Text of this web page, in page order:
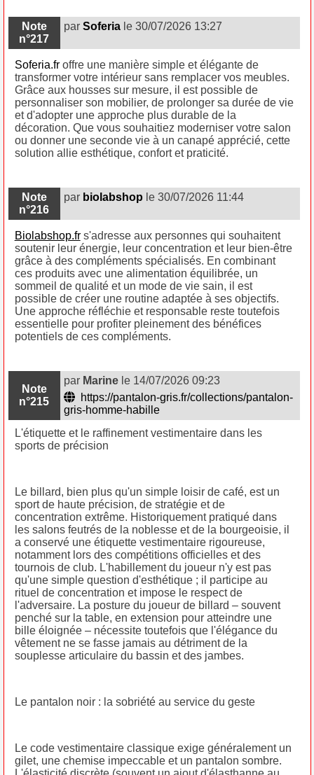
Note
n°217
par Soferia le 30/07/2026 13:27
Soferia.froffre une manière simple et élégante de
transformer votre intérieur sans remplacer vos meubles.
Grâce aux housses sur mesure, il est possible de
personnaliser son mobilier, de prolonger sa durée de vie
et d'adopter une approche plus durable de la
décoration. Que vous souhaitiez moderniser votre salon
ou donner une seconde vie à un canapé apprécié, cette
solution allie esthétique, confort et praticité.
Note
n°216
par biolabshop le 30/07/2026 11:44
Biolabshop.frs'adresse aux personnes qui souhaitent
soutenir leur énergie, leur concentration et leur bien-être
grâce à des compléments spécialisés. En combinant
ces produits avec une alimentation équilibrée, un
sommeil de qualité et un mode de vie sain, il est
possible de créer une routine adaptée à ses objectifs.
Une approche réfléchie et responsable reste toutefois
essentielle pour profiter pleinement des bénéfices
potentiels de ces compléments.
Note
n°215
par Marinele 14/07/2026 09:23
https://pantalon-gris.fr/collections/pantalon-
gris-homme-habille
L'étiquette et le raffinement vestimentaire dans les
sports de précision
Le billard, bien plus qu'un simple loisir de café, est un
sport de haute précision, de stratégie et de
concentration extrême. Historiquement pratiqué dans
les salons feutrés de la noblesse et de la bourgeoisie, il
a conservé une étiquette vestimentaire rigoureuse,
notamment lors des compétitions officielles et des
tournois de club. L'habillement du joueur n'y est pas
qu'une simple question d'esthétique ; il participe au
rituel de concentration et impose le respect de
l'adversaire. La posture du joueur de billard – souvent
penché sur la table, en extension pour atteindre une
bille éloignée – nécessite toutefois que l'élégance du
vêtement ne se fasse jamais au détriment de la
souplesse articulaire du bassin et des jambes.
Le pantalon noir : la sobriété au service du geste
Le code vestimentaire classique exige généralement un
gilet, une chemise impeccable et un pantalon sombre.